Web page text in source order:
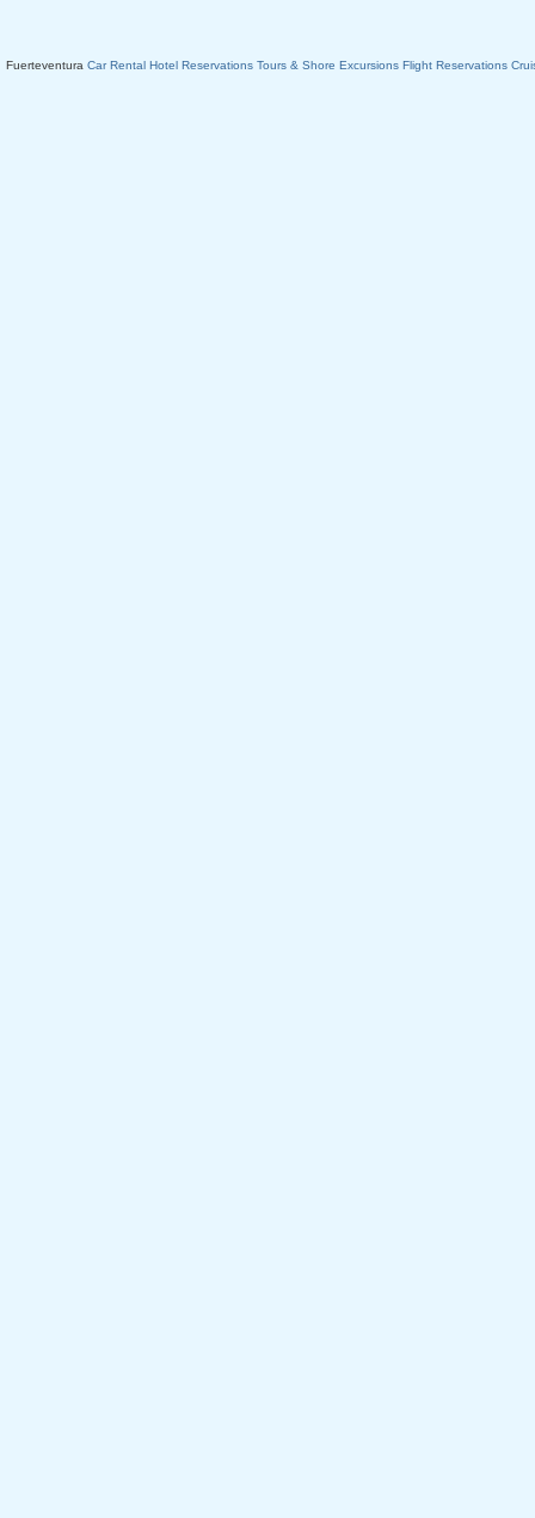
Fuerteventura Car Rental Hotel Reservations Tours & Shore Excursions Flight Reservations